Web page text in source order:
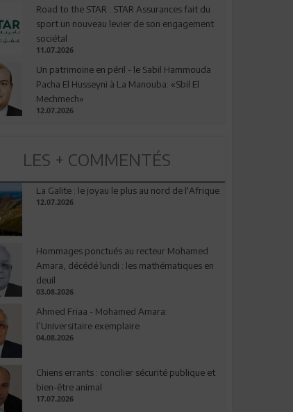
Road to the STAR : STAR Assurances fait du
sport un nouveau levier de son engagement
sociétal
11.07.2026
Un patrimoine en péril - le Sabil Hammouda
Pacha El Husseyni à La Manouba: «Sbil El
Mechmech»
12.07.2026
LES + COMMENTÉS
La Galite : le joyau le plus au nord de l'Afrique
12.07.2026
Hommages ponctués au recteur Mohamed
Amara, décédé lundi : les mathématiques en
deuil
03.08.2026
Ahmed Friaa - Mohamed Amara:
l’Universitaire exemplaire
04.08.2026
Chiens errants : concilier sécurité publique et
bien-être animal
17.07.2026